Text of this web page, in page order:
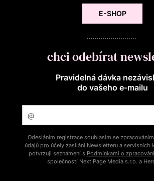
E-SHOP
chci odebírat
Pravidelná dávka
do vašeho e‑mailu
Odesláním registrace souhlasím se
údajů pro účely zasílání Newsletteru a servisních
potvrzuji seznámení s Podmínkami o
společností Next Page Media s.r.o. a